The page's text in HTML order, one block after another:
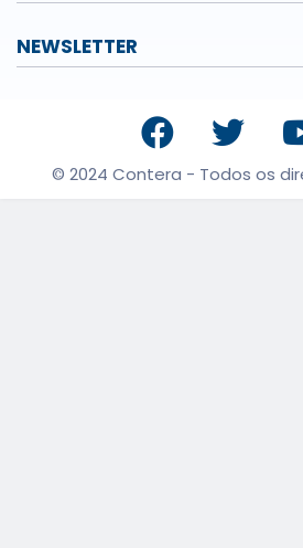
NEWSLETTER
© 2024 Contera - Todos os